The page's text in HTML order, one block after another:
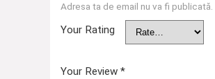
Adresa ta de email nu va fi publicată.
Your Rating
Your Review *